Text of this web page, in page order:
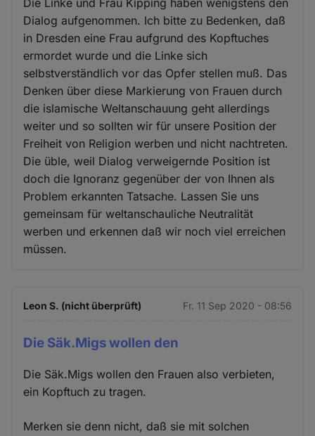
Dialog aufgenommen. Ich bitte zu Bedenken, daß
in Dresden eine Frau aufgrund des Kopftuches
ermordet wurde und die Linke sich
selbstverständlich vor das Opfer stellen muß. Das
Denken über diese Markierung von Frauen durch
die islamische Weltanschauung geht allerdings
weiter und so sollten wir für unsere Position der
Freiheit von Religion werben und nicht nachtreten.
Die üble, weil Dialog verweigernde Position ist
doch die Ignoranz gegenüber der von Ihnen als
Problem erkannten Tatsache. Lassen Sie uns
gemeinsam für weltanschauliche Neutralität
werben und erkennen daß wir noch viel erreichen
müssen.
Leon S. (nicht überprüft) Fr. 11 Sep 2020 - 08:56
Die Säk.Migs wollen den
Die Säk.Migs wollen den Frauen also verbieten,
ein Kopftuch zu tragen.
Merken sie denn nicht, daß sie mit solchen